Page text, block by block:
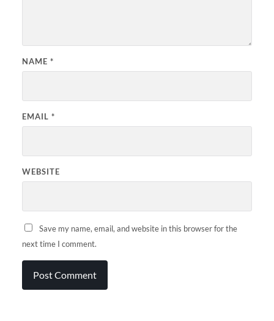
NAME *
EMAIL *
WEBSITE
Save my name, email, and website in this browser for the
next time I comment.